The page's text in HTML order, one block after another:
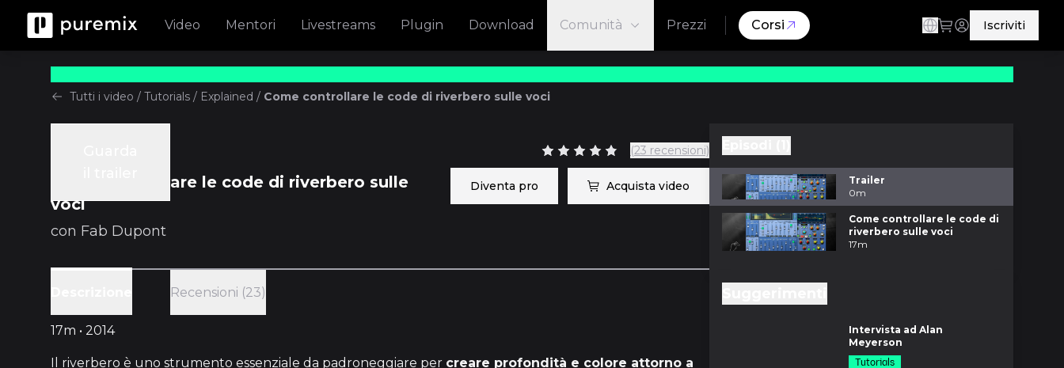
Video Mentori Livestreams Plugin Download Comunità Prezzi Corsi Iscriviti
Tutti i video / Tutorials / Explained / Come controllare le code di riverbero sulle voci
Come controllare le code di riverbero sulle
voci
con Fab Dupont
(23 recensioni)
Diventa pro Acquista video
Recensioni (23)
17m • 2014
Il riverbero è uno strumento essenziale da padroneggiare per creare profondità e colore attorno a
Trailer
0m
Come controllare le code di
riverbero sulle voci
17m
Intervista ad Alan
Meyerson
Tutorials